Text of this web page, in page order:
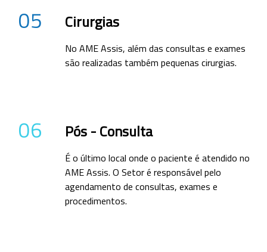
05 Cirurgias
No AME Assis, além das consultas e exames
são realizadas também pequenas cirurgias.
06 Pós - Consulta
É o último local onde o paciente é atendido no
AME Assis. O Setor é responsável pelo
agendamento de consultas, exames e
procedimentos.